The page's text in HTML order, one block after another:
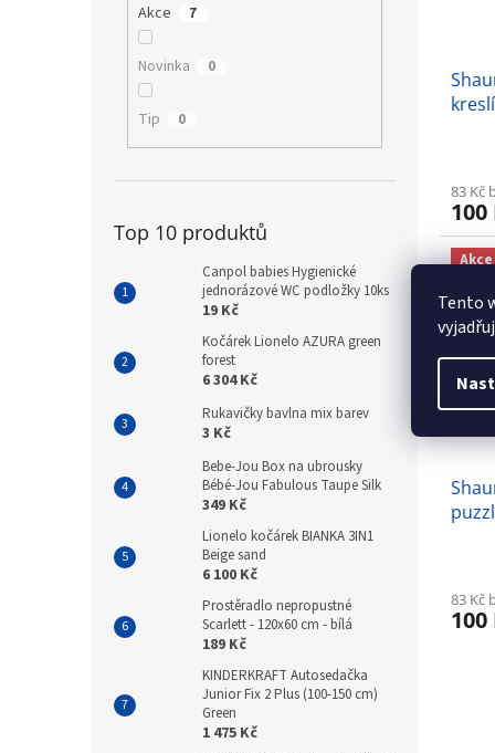
Tento
Akce 7
Novinka 0
Tip 0
Top 10 produktů
Canpol babies Hygienické
jednorázové WC podložky 10ks
19 Kč
Kočárek Lionelo AZURA green
forest
6 304 Kč
Rukavičky bavlna mix barev
3 Kč
Bebe-Jou Box na ubrousky
Bébé-Jou Fabulous Taupe Silk
349 Kč
Lionelo kočárek BIANKA 3IN1
Beige sand
6 100 Kč
Prostěradlo nepropustné
Scarlett - 120x60 cm - bílá
189 Kč
KINDERKRAFT Autosedačka
Junior Fix 2 Plus (100-150 cm)
Green
1 475 Kč
83 Kč
100
Akce
83 Kč
100